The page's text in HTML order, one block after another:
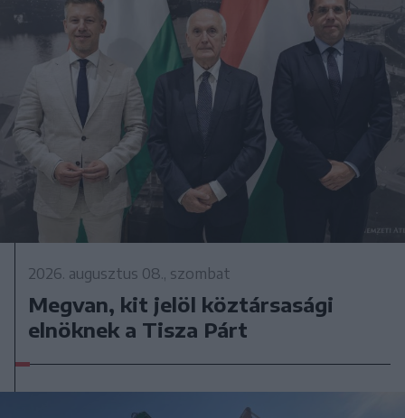
2026. augusztus 08., szombat
Megvan, kit jelöl köztársasági
elnöknek a Tisza Párt